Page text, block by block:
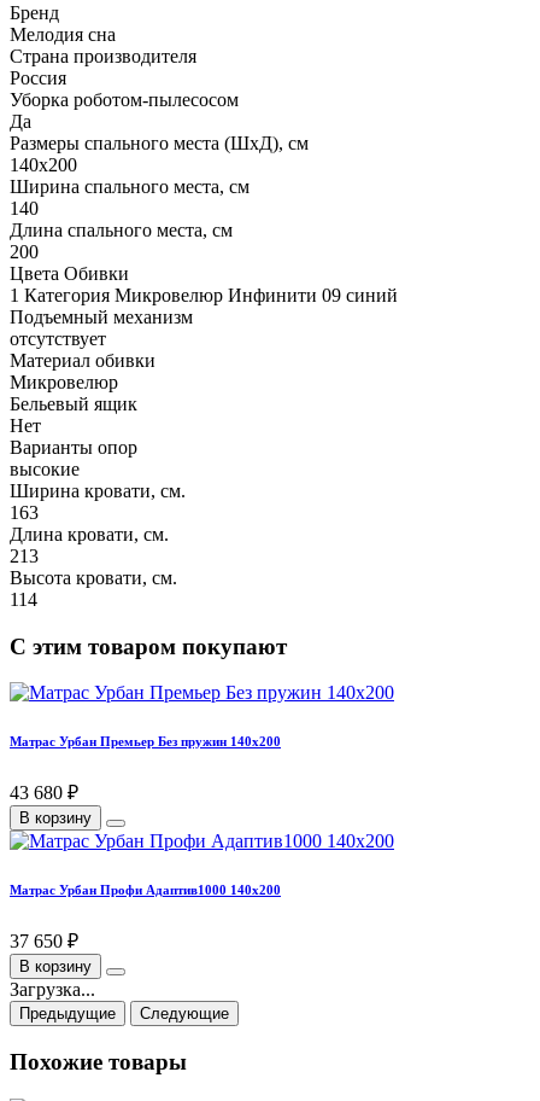
Бренд
Мелодия сна
Страна производителя
Россия
Уборка роботом-пылесосом
Да
Размеры спального места (ШхД), см
140х200
Ширина спального места, см
140
Длина спального места, см
200
Цвета Обивки
1 Категория Микровелюр Инфинити 09 синий
Подъемный механизм
отсутствует
Материал обивки
Микровелюр
Бельевый ящик
Нет
Варианты опор
высокие
Ширина кровати, см.
163
Длина кровати, см.
213
Высота кровати, см.
114
С этим товаром покупают
Матрас Урбан Премьер Без пружин 140х200
43 680 ₽
В корзину
Матрас Урбан Профи Адаптив1000 140х200
37 650 ₽
В корзину
Загрузка...
Предыдущие Следующие
Похожие товары